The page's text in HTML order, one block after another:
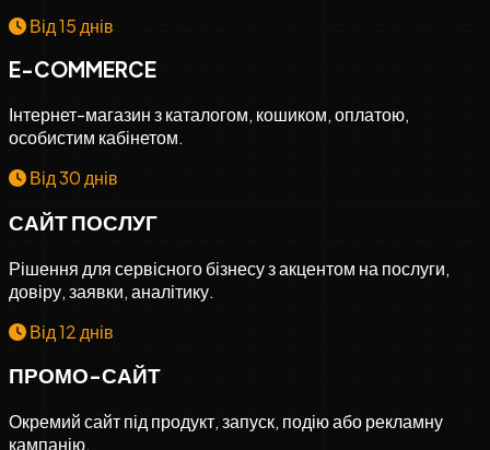
Від 15 днів
E-COMMERCE
Інтернет-магазин з каталогом, кошиком, оплатою,
особистим кабінетом.
Від 30 днів
САЙТ ПОСЛУГ
Рішення для сервісного бізнесу з акцентом на послуги,
довіру, заявки, аналітику.
Від 12 днів
ПРОМО-САЙТ
Окремий сайт під продукт, запуск, подію або рекламну
кампанію.